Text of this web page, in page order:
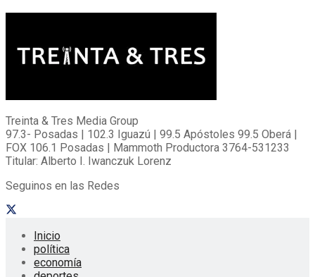
Treinta & Tres Media Group
97.3- Posadas | 102.3 Iguazú | 99.5 Apóstoles 99.5 Oberá |
FOX 106.1 Posadas | Mammoth Productora 3764-531233
Titular: Alberto I. Iwanczuk Lorenz
Seguinos en las Redes
Inicio
política
economía